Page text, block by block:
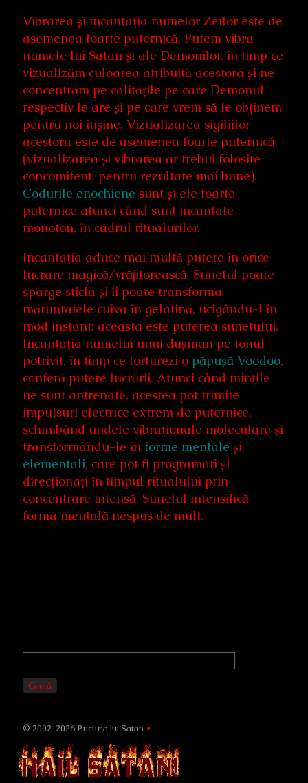
Vibrarea și incantația numelor Zeilor este de
asemenea foarte puternică. Putem vibra
numele lui Satan și ale Demonilor, în timp ce
vizualizăm culoarea atribuită acestora și ne
concentrăm pe calitățile pe care Demonul
respectiv le are și pe care vrem să le obținem
pentru noi înșine. Vizualizarea sigiliilor
acestora este de asemenea foarte puternică
(vizualizarea și vibrarea ar trebui folosite
concomitent, pentru rezultate mai bune).
Codurile enochiene sunt și ele foarte
puternice atunci când sunt incantate
monoton, în cadrul ritualurilor.
Incantația aduce mai multă putere în orice
lucrare magică/vrăjitorească. Sunetul poate
sparge sticla și îi poate transforma
măruntaiele cuiva în gelatină, ucigându-l în
mod instant: aceasta este puterea sunetului.
Incantația numelui unui dușman pe tonul
potrivit, în timp ce torturezi o păpușă Voodoo,
conferă putere lucrării. Atunci când mințile
ne sunt antrenate, acestea pot trimite
impulsuri electrice extrem de puternice,
schimbând undele vibraționale moleculare și
transformându-le în forme mentale și
elementali, care pot fi programați și
direcționați în timpul ritualului prin
concentrare intensă. Sunetul intensifică
forma mentală nespus de mult.
Primary
Sidebar
Caută
© 2002–2026 Bucuria lui Satan •
Page